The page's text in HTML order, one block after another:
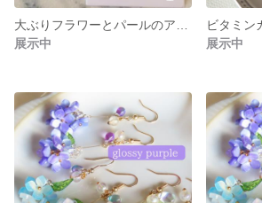
展示中
展示中